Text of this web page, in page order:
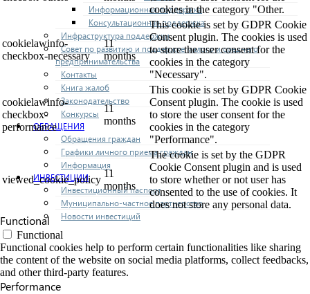
Информационная поддержка
Консультационная поддержка
Инфраструктура поддержки
Совет по развитию и поддержке малого и среднего
предпринимательства
Контакты
Книга жалоб
Законодательство
Конкурсы
ОБРАЩЕНИЯ
Обращения граждан
Графики личного приема граждан
Информация
ИНВЕСТИЦИИ
Инвестиционный паспорт
Муниципально-частное партнерство
Новости инвестиций
cookies in the category "Other.
cookielawinfo-
checkbox-necessary
11
months
This cookie is set by GDPR Cookie
Consent plugin. The cookies is used
to store the user consent for the
cookies in the category
"Necessary".
cookielawinfo-
checkbox-
performance
11
months
This cookie is set by GDPR Cookie
Consent plugin. The cookie is used
to store the user consent for the
cookies in the category
"Performance".
viewed_cookie_policy
11
months
The cookie is set by the GDPR
Cookie Consent plugin and is used
to store whether or not user has
consented to the use of cookies. It
does not store any personal data.
Functional
Functional
Functional cookies help to perform certain functionalities like sharing
the content of the website on social media platforms, collect feedbacks,
and other third-party features.
Performance